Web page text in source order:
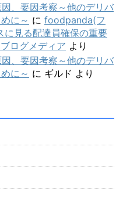
、要因考察～他のデリバ
に～ に foodpanda(フ
に見る配達員確保の重要
ログメディア より
、要因考察～他のデリバ
に～ に ギルド より